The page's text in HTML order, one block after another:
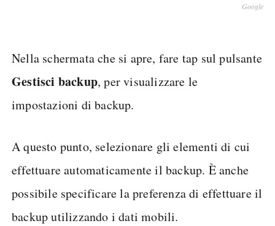
Google
Nella schermata che si apre, fare tap sul pulsante
Gestisci backup, per visualizzare le
impostazioni di backup.
A questo punto, selezionare gli elementi di cui
effettuare automaticamente il backup. È anche
possibile specificare la preferenza di effettuare il
backup utilizzando i dati mobili.